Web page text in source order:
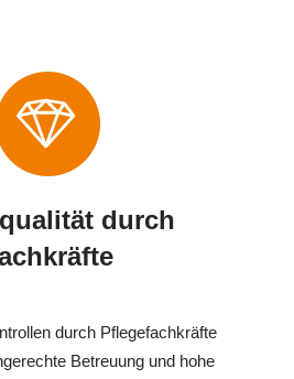
durch
durch Pflegefachkräfte
Betreuung und hohe